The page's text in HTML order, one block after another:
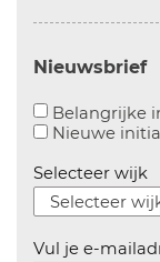
Nieuwsbrief
Belangrijke
Nieuwe
Selecteer wijk
Vul je e-